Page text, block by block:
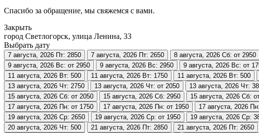
Спасибо за обращение, мы свяжемся с вами.
Закрыть
город Светлогорск, улица Ленина, 33
Выбрать дату
7 августа, 2026 Пт: 2850 7 августа, 2026 Пт: 2650 8 августа, 2026 Сб: от 2950
9 августа, 2026 Вс: от 2950 9 августа, 2026 Вс: 2950 9 августа, 2026 Вс: от
11 августа, 2026 Вт: 500 11 августа, 2026 Вт: 1750 11 августа, 2026 Вт: 500
13 августа, 2026 Чт: 2750 13 августа, 2026 Чт: от 2050 13 августа, 2026 Чт:
15 августа, 2026 Сб: от 2050 15 августа, 2026 Сб: 2950 15 августа, 2026 Сб:
17 августа, 2026 Пн: от 1750 17 августа, 2026 Пн: от 1950 17 августа, 2026
19 августа, 2026 Ср: 2650 19 августа, 2026 Ср: от 1950 19 августа, 2026 Ср:
20 августа, 2026 Чт: 500 21 августа, 2026 Пт: 2850 21 августа, 2026 Пт: 2650